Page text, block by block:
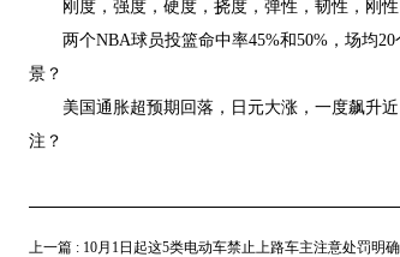
刚度，强度，硬度，挠度，弹性，韧性，刚性
两个NBA球员投篮命中率45%和50%，场均20
景？
美国通胀超预期回落，日元大涨，一度飙升近
注？
上一篇 : 10月1日起这5类电动车禁止上路车主注意处罚明确